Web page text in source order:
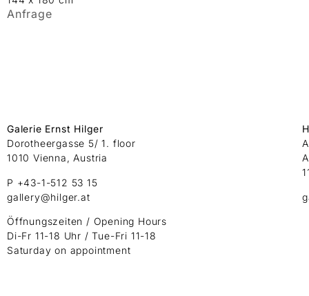
Anfrage
Galerie Ernst Hilger
Dorotheergasse 5/ 1. floor
1010 Vienna, Austria
P +43-1-512 53 15
gallery@hilger.at
Öffnungszeiten / Opening Hours
Di-Fr 11-18 Uhr / Tue-Fri 11-18
Saturday on appointment